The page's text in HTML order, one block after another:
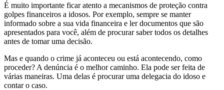
É muito importante ficar atento a mecanismos de proteção contra
golpes financeiros a idosos. Por exemplo, sempre se manter
informado sobre a sua vida financeira e ler documentos que são
apresentados para você, além de procurar saber todos os detalhes
antes de tomar uma decisão.
Mas e quando o crime já aconteceu ou está acontecendo, como
proceder? A denúncia é o melhor caminho. Ela pode ser feita de
várias maneiras. Uma delas é procurar uma delegacia do idoso e
contar o caso.